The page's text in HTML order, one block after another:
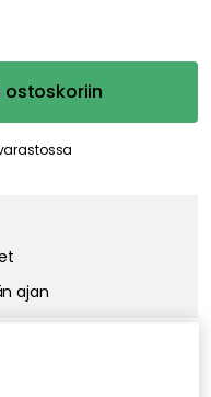
ostoskoriin
ajan